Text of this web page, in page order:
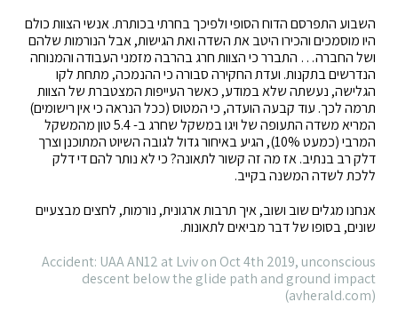
השבוע התפרסם הדוח הסופי ולפיכך בחרתי בכותרת. אנשי הצוות כולם
היו מוסמכים והכירו היטב את השדה ואת הגישות, אבל הנורמות שלהם
ושל החברה… התברר כי הצוות חרג בהרבה מזמני העבודה והמנוחה
הנדרשים בתקנות. ועדת החקירה סבורה כי ההנמכה, מתחת לקו
הגלישה, נעשתה שלא במודע, כאשר העייפות המצטברת של הצוות
תרמה לכך. עוד קבעה הועדה, כי המטוס (ככל הנראה כי אין רישומים)
המריא משדה התעופה של ויגו במשקל שחרג ב- 5.4 טון מהמשקל
המרבי (כמעט 10%), הגיע באיחור גדול לגובה השיוט המתוכנן וצרך
דלק רב בנתיב. אז מה זה קשור לתאונה? כי לא נותר להם די דלק
ללכת לשדה המשנה בקייב.
אנחנו מגלים שוב ושוב, איך תרבות ארגונית, נורמות, לחצים מבצעיים
שונים, בסופו של דבר מביאים לתאונות.
Accident: UAA AN12 at Lviv on Oct 4th 2019, unconscious
descent below the glide path and ground impact
(avherald.com)